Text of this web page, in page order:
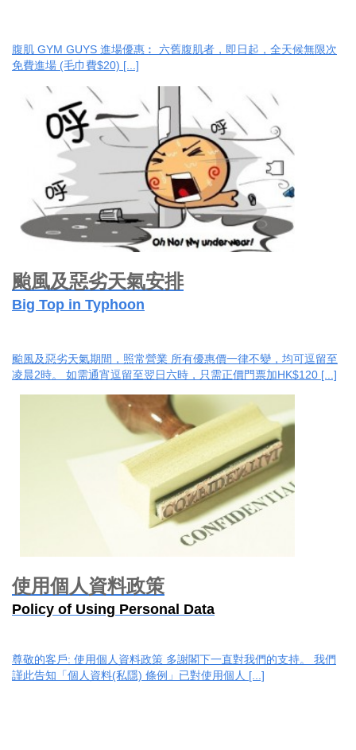
腹肌 GYM GUYS 進場優惠︰ 六舊腹肌者，即日起，全天候無限次
免費進場 (毛巾費$20) [...]
颱風及惡劣天氣安排
Big Top in Typhoon
颱風及惡劣天氣期間，照常營業 所有優惠價一律不變，均可逗留至
凌晨2時。 如需通宵逗留至翌日六時，只需正價門票加HK$120 [...]
使用個人資料政策
Policy of Using Personal Data
尊敬的客戶: 使用個人資料政策 多謝閣下一直對我們的支持。 我們
謹此告知「個人資料(私隱) 條例」已對使用個人 [...]